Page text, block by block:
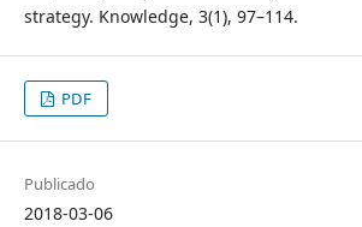
strategy. Knowledge, 3(1), 97–114.
PDF
Publicado
2018-03-06